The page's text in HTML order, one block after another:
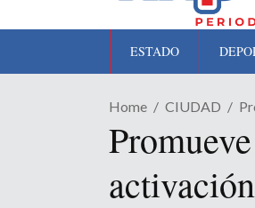
ESTADO
Home CIUDAD